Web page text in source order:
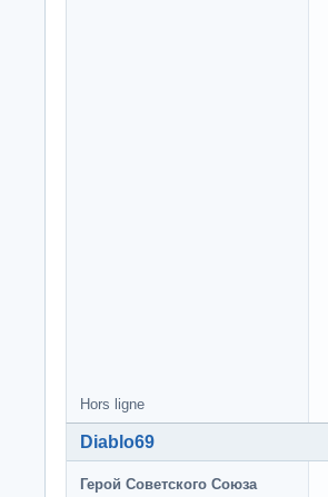
Hors ligne
Diablo69
Герой Советского Союза